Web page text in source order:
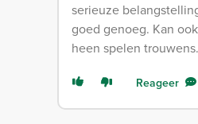
serieuze
goed genoeg. Kan
heen spelen trouwens.
Reageer